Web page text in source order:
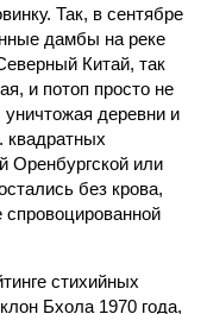
Так, в сентябре
дамбы на реке
Китай, так
и потоп просто не
уничтожая деревни и
квадратных
Оренбургской или
без крова,
спровоцированной
стихийных
Бхола 1970 года,